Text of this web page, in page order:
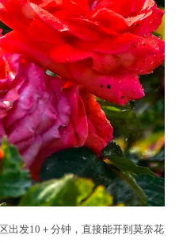
出发10＋分钟，直接能开到莫奈花